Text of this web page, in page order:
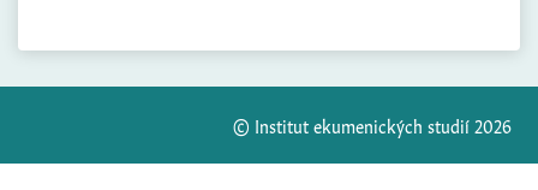
© Institut ekumenických studií 2026